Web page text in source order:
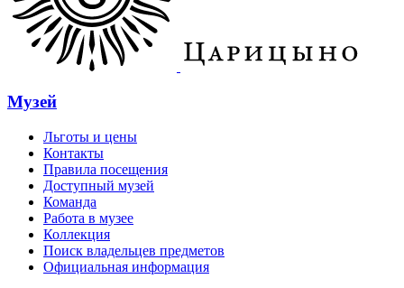
Музей
Льготы и цены
Контакты
Правила посещения
Доступный музей
Команда
Работа в музее
Коллекция
Поиск владельцев предметов
Официальная информация